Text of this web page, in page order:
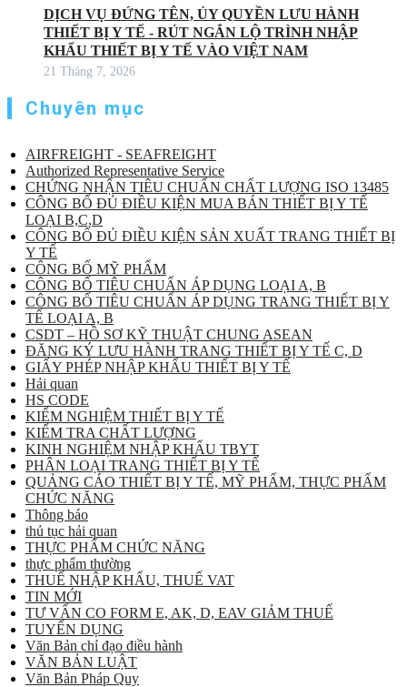
DỊCH VỤ ĐỨNG TÊN, ỦY QUYỀN LƯU HÀNH
THIẾT BỊ Y TẾ - RÚT NGẮN LỘ TRÌNH NHẬP
KHẨU THIẾT BỊ Y TẾ VÀO VIỆT NAM
21 Tháng 7, 2026
Chuyên mục
AIRFREIGHT - SEAFREIGHT
Authorized Representative Service
CHỨNG NHẬN TIÊU CHUẨN CHẤT LƯỢNG ISO 13485
CÔNG BỐ ĐỦ ĐIỀU KIỆN MUA BÁN THIẾT BỊ Y TẾ
LOẠI B,C,D
CÔNG BỐ ĐỦ ĐIỀU KIỆN SẢN XUẤT TRANG THIẾT BỊ
Y TẾ
CÔNG BỐ MỸ PHẨM
CÔNG BỐ TIÊU CHUẨN ÁP DỤNG LOẠI A, B
CÔNG BỐ TIÊU CHUẨN ÁP DỤNG TRANG THIẾT BỊ Y
TẾ LOẠI A, B
CSDT – HỒ SƠ KỸ THUẬT CHUNG ASEAN
ĐĂNG KÝ LƯU HÀNH TRANG THIẾT BỊ Y TẾ C, D
GIẤY PHÉP NHẬP KHẨU THIẾT BỊ Y TẾ
Hải quan
HS CODE
KIỂM NGHIỆM THIẾT BỊ Y TẾ
KIỂM TRA CHẤT LƯỢNG
KINH NGHIỆM NHẬP KHẨU TBYT
PHÂN LOẠI TRANG THIẾT BỊ Y TẾ
QUẢNG CÁO THIẾT BỊ Y TẾ, MỸ PHẨM, THỰC PHẨM
CHỨC NĂNG
Thông báo
thủ tục hải quan
THỰC PHẨM CHỨC NĂNG
thực phẩm thường
THUẾ NHẬP KHẨU, THUẾ VAT
TIN MỚI
TƯ VẤN CO FORM E, AK, D, EAV GIẢM THUẾ
TUYỂN DỤNG
Văn Bản chỉ đạo điều hành
VĂN BẢN LUẬT
Văn Bản Pháp Quy